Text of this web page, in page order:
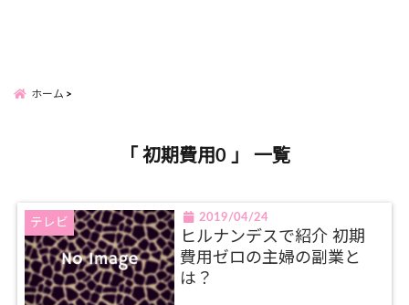
ホーム
「 初期費用0 」 一覧
テレビ 2019/04/24
ヒルナンデスで紹介 初期
費用ゼロの主婦の副業と
は？